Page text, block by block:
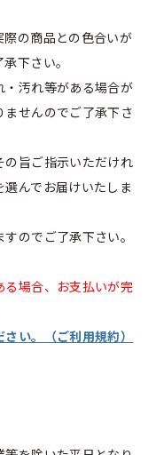
際の商品との色合いが
下さい。
・汚れ等がある場合が
ませんのでご了承下さ
の旨ご指示いただけれ
んでお届けいたしま
のでご了承下さい。
る場合、お支払いが完
い。（ご利用規約）